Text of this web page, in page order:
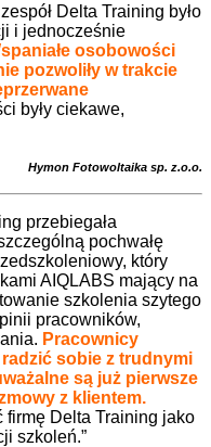
Delta Training było
i jednocześnie
osobowości
pozwoliły w trakcie
były ciekawe,
Hymon Fotowoltaika sp. z.o.o.
przebiegała
pochwałę
który
AIQLABS mający na
szkolenia szytego
pracowników,
Pracownicy
sobie z trudnymi
są już pierwsze
z klientem.
firmę Delta Training jako
szkoleń.”